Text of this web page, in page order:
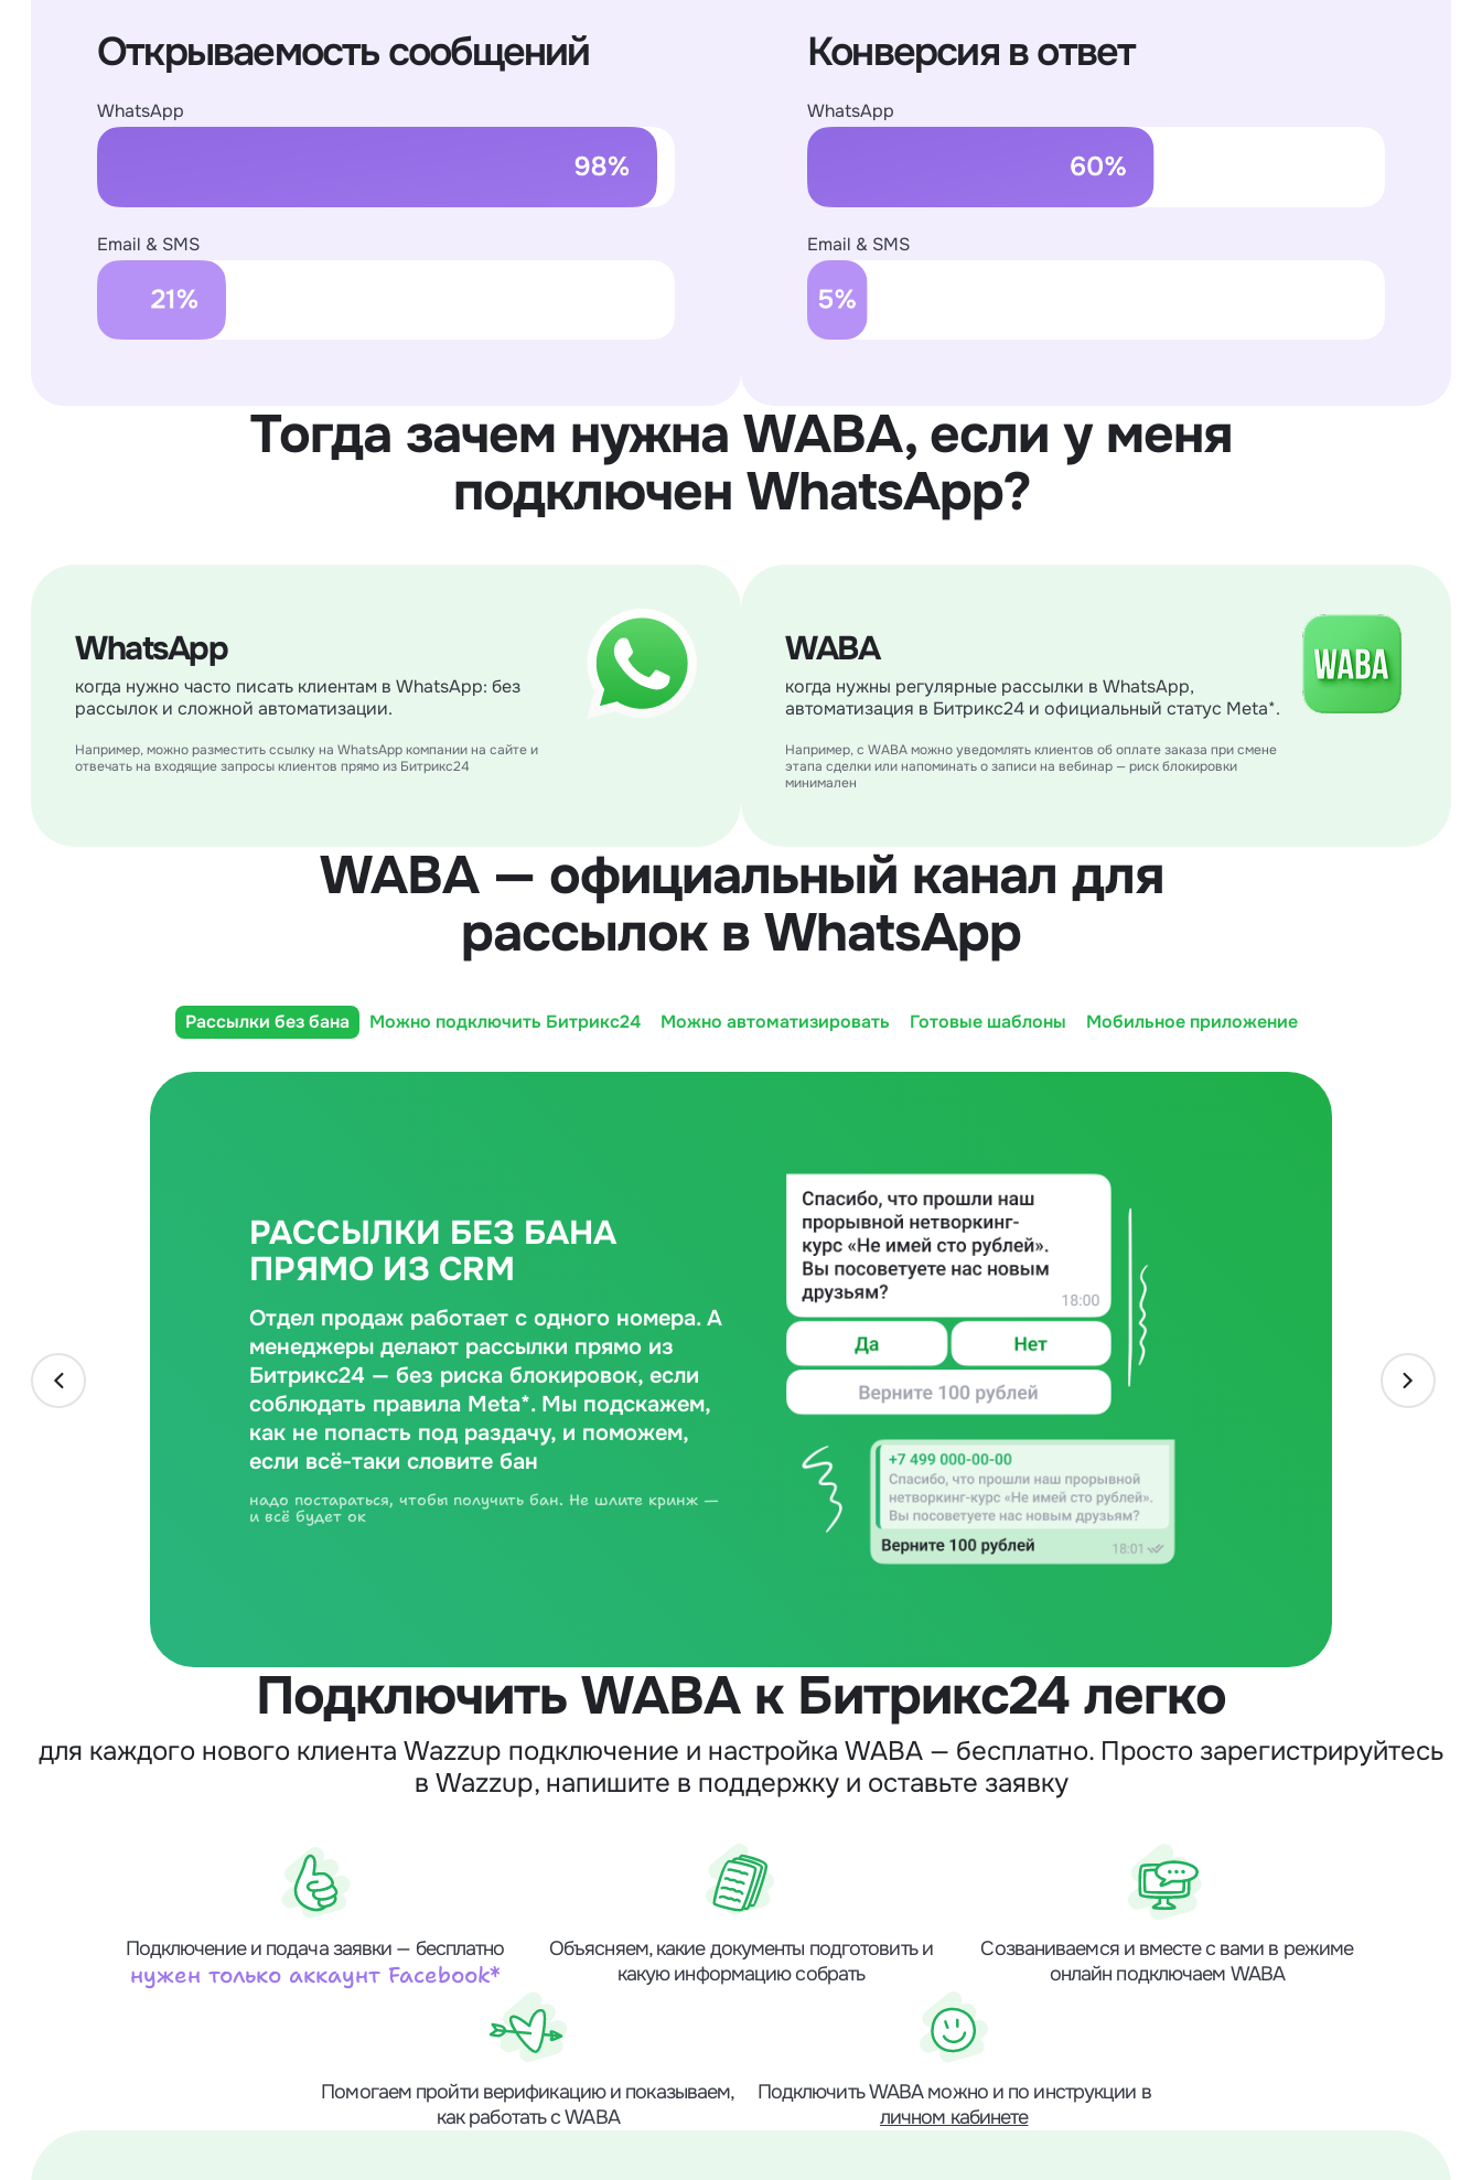
Открываемость сообщений
WhatsApp
Email & SMS
Конверсия в ответ
WhatsApp
Email & SMS
Тогда зачем нужна WABA, если у меня
подключен WhatsApp?
WhatsApp
когда нужно часто писать клиентам в WhatsApp: без
рассылок и сложной автоматизации.
Например, можно разместить ссылку на WhatsApp компании на сайте и
отвечать на входящие запросы клиентов прямо из Битрикс24
WABA
когда нужны регулярные рассылки в WhatsApp,
автоматизация в Битрикс24 и официальный статус Meta*.
Например, с WABA можно уведомлять клиентов об оплате заказа при смене
этапа сделки или напоминать о записи на вебинар — риск блокировки
минимален
WABA — официальный канал для
рассылок в WhatsApp
Рассылки без бана Можно подключить Битрикс24 Можно автоматизировать Готовые шаблоны Мобильное приложение
РАССЫЛКИ БЕЗ БАНА
ПРЯМО ИЗ CRM
Отдел продаж работает с одного номера. А
менеджеры делают рассылки прямо из
Битрикс24 — без риска блокировок, если
соблюдать правила Meta*. Мы подскажем,
как не попасть под раздачу, и поможем,
если всё-таки словите бан
надо постараться, чтобы получить бан. Не шлите кринж —
и всё будет ок
Подключить WABA к Битрикс24 легко
для каждого нового клиента Wazzup подключение и настройка WABA — бесплатно. Просто зарегистрируйтесь
в Wazzup, напишите в поддержку и оставьте заявку
Подключение и подача заявки — бесплатно
нужен только аккаунт Facebook*
Объясняем, какие документы подготовить и
какую информацию собрать
Созваниваемся и вместе с вами в режиме
онлайн подключаем WABA
Помогаем пройти верификацию и показываем,
как работать с WABA
Подключить WABA можно и по инструкции в
личном кабинете